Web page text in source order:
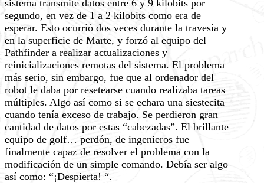
sistema transmite datos entre 6 y 9 kilobits por
segundo, en vez de 1 a 2 kilobits como era de
esperar. Esto ocurrió dos veces durante la travesía y
en la superficie de Marte, y forzó al equipo del
Pathfinder a realizar actualizaciones y
reinicializaciones remotas del sistema. El problema
más serio, sin embargo, fue que al ordenador del
robot le daba por resetearse cuando realizaba tareas
múltiples. Algo así como si se echara una siestecita
cuando tenía exceso de trabajo. Se perdieron gran
cantidad de datos por estas “cabezadas”. El brillante
equipo de golf… perdón, de ingenieros fue
finalmente capaz de resolver el problema con la
modificación de un simple comando. Debía ser algo
así como: “¡Despierta! “.